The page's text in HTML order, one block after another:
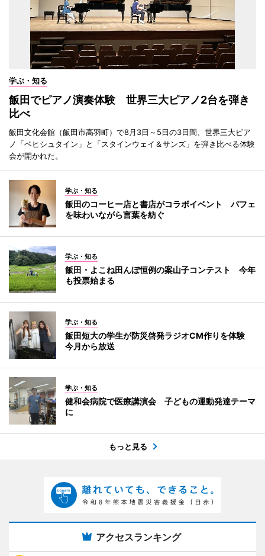
学ぶ・知る
飯田でピアノ演奏体験 世界三大ピアノ2台を弾き
比べ
飯田文化会館（飯田市高羽町）で8月3日～5日の3日間、世界三大ピア
ノ「ベヒシュタイン」と「スタインウェイ＆サンズ」を弾き比べる体験
会が開かれた。
学ぶ・知る
飯田のコーヒー店と書店がコラボイベント パフェ
を味わいながら言葉を紡ぐ
学ぶ・知る
飯田・よこね田んぼ恒例の案山子コンテスト 今年
も投票始まる
学ぶ・知る
飯田短大の学生が防災啓発ラジオCM作りを体験
今月から放送
学ぶ・知る
健和会病院で医療講演会 子どもの運動発達テーマ
に
もっと見る
アクセスランキング